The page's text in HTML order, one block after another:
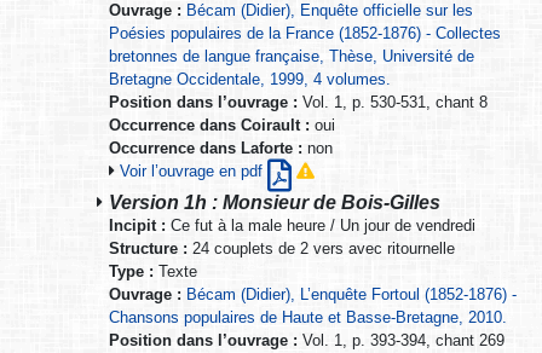
Ouvrage : Bécam (Didier), Enquête officielle sur les
Poésies populaires de la France (1852-1876) - Collectes
bretonnes de langue française, Thèse, Université de
Bretagne Occidentale, 1999, 4 volumes.
Position dans l’ouvrage : Vol. 1, p. 530-531, chant 8
Occurrence dans Coirault : oui
Occurrence dans Laforte : non
Voir l’ouvrage en pdf
Version 1h : Monsieur de Bois-Gilles
Incipit : Ce fut à la male heure / Un jour de vendredi
Structure : 24 couplets de 2 vers avec ritournelle
Type : Texte
Ouvrage : Bécam (Didier), L’enquête Fortoul (1852-1876) -
Chansons populaires de Haute et Basse-Bretagne, 2010.
Position dans l’ouvrage : Vol. 1, p. 393-394, chant 269